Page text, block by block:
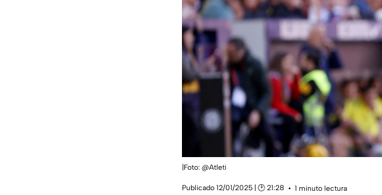
|Foto: @Atleti
Publicado 12/01/2025 | 🕑 21:28
1 minuto lectura